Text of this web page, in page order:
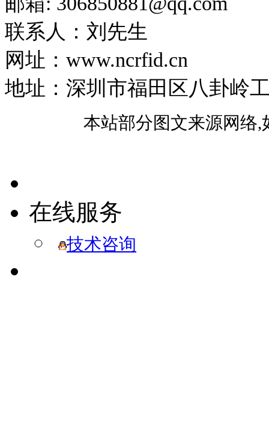
联系人：刘先生
网址：www.ncrfid.cn
地址：深圳市福田区八卦岭
本站部分图文来源网络
在线服务
技术咨询